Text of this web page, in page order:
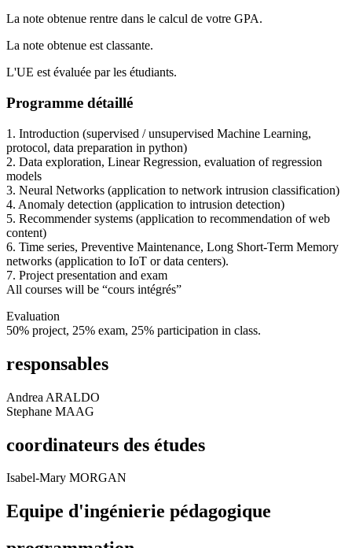
La note obtenue rentre dans le calcul de votre GPA.
La note obtenue est classante.
L'UE est évaluée par les étudiants.
Programme détaillé
1. Introduction (supervised / unsupervised Machine Learning,
protocol, data preparation in python)
2. Data exploration, Linear Regression, evaluation of regression
models
3. Neural Networks (application to network intrusion classification)
4. Anomaly detection (application to intrusion detection)
5. Recommender systems (application to recommendation of web
content)
6. Time series, Preventive Maintenance, Long Short-Term Memory
networks (application to IoT or data centers).
7. Project presentation and exam
All courses will be “cours intégrés”
Evaluation
50% project, 25% exam, 25% participation in class.
responsables
Andrea ARALDO
Stephane MAAG
coordinateurs des études
Isabel-Mary MORGAN
Equipe d'ingénierie pédagogique